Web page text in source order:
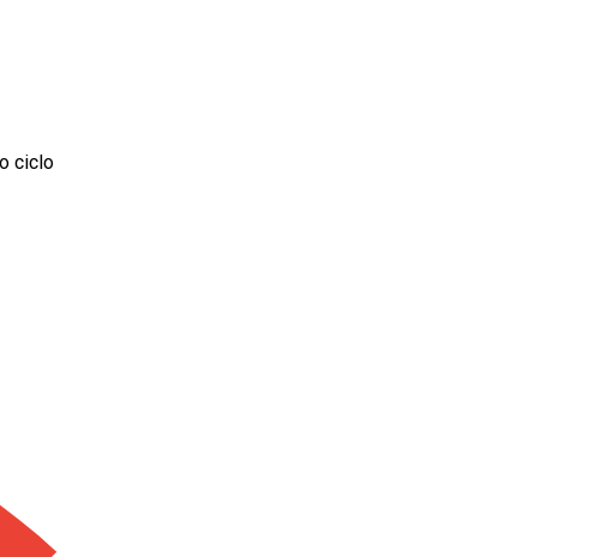
ciclo